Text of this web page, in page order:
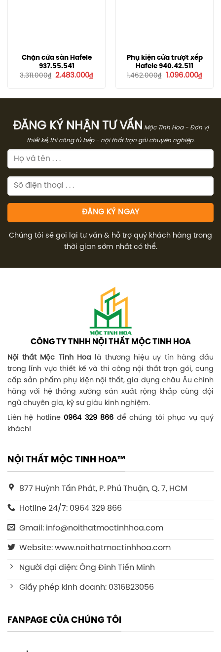
Chặn cửa sàn Hafele
937.55.541
3.311.000₫
Giá
2.483.000₫Giá
hiện
2.483.000₫.
Phụ kiện cửa trượt xếp
Hafele 940.42.511
1.462.000₫
Giá
1.096.000₫Giá
hiện
ĐĂNG KÝ NHẬN TƯ VẤN Mộc Tinh Hoa - Đơn vị
thiết kế, thi công tủ bếp - nội thất trọn gói chuyên nghiệp.
Chúng tôi sẽ gọi lại tư vấn & hỗ trợ quý khách hàng trong
thời gian sớm nhất có thể.
CÔNG TY TNHH NỘI THẤT MỘC TINH HOA
Nội thất Mộc Tinh Hoalà thương hiệu uy tín hàng đầu
trong lĩnh vực thiết kế và thi công nội thất trọn gói, cung
cấp sản phẩm phụ kiện nội thất, gia dụng châu Âu chính
hãng với hệ thống xưởng sản xuất rộng khắp cùng đội
ngũ chuyên gia, kỹ sư giàu kinh nghiệm.
Liên hệ hotline 0964 329 866 để chúng tôi phục vụ quý
khách!
NỘI THẤT MỘC TINH HOA™
877 Huỳnh Tấn Phát, P. Phú Thuận, Q. 7, HCM
Hotline 24/7: 0964 329 866
Gmail: info@noithatmoctinhhoa.com
Website: www.noithatmoctinhhoa.com
Người đại diện: Ông Đinh Tiến Minh
Giấy phép kinh doanh: 0316823056
FANPAGE CỦA CHÚNG TÔI